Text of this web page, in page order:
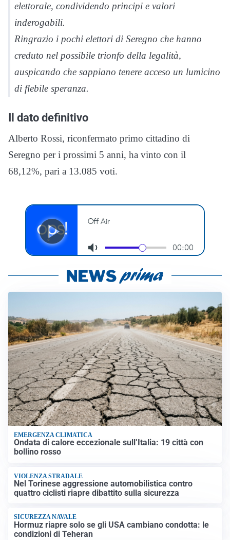
elettorale, condividendo principi e valori
inderogabili.
Ringrazio i pochi elettori di Seregno che hanno
creduto nel possibile trionfo della legalità,
auspicando che sappiano tenere acceso un lumicino
di flebile speranza.
Il dato definitivo
Alberto Rossi, riconfermato primo cittadino di
Seregno per i prossimi 5 anni, ha vinto con il
68,12%, pari a 13.085 voti.
EMERGENZA CLIMATICA
Ondata di calore eccezionale sull’Italia: 19 città con
bollino rosso
VIOLENZA STRADALE
Nel Torinese aggressione automobilistica contro
quattro ciclisti riapre dibattito sulla sicurezza
SICUREZZA NAVALE
Hormuz riapre solo se gli USA cambiano condotta: le
condizioni di Teheran